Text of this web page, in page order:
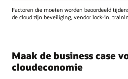
Factoren die moeten worden beoordeeld
de cloud zijn beveiliging, vendor lock-in,
Maak de business case
cloudeconomie